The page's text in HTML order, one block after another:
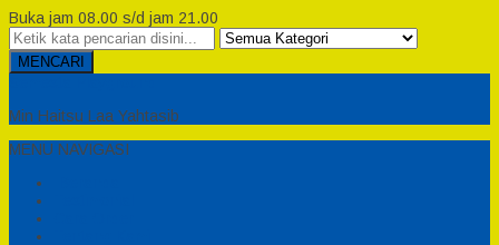
Buka jam 08.00 s/d jam 21.00
MENCARI
Min Haitsu Laa Yahtasib
MENU NAVIGASI